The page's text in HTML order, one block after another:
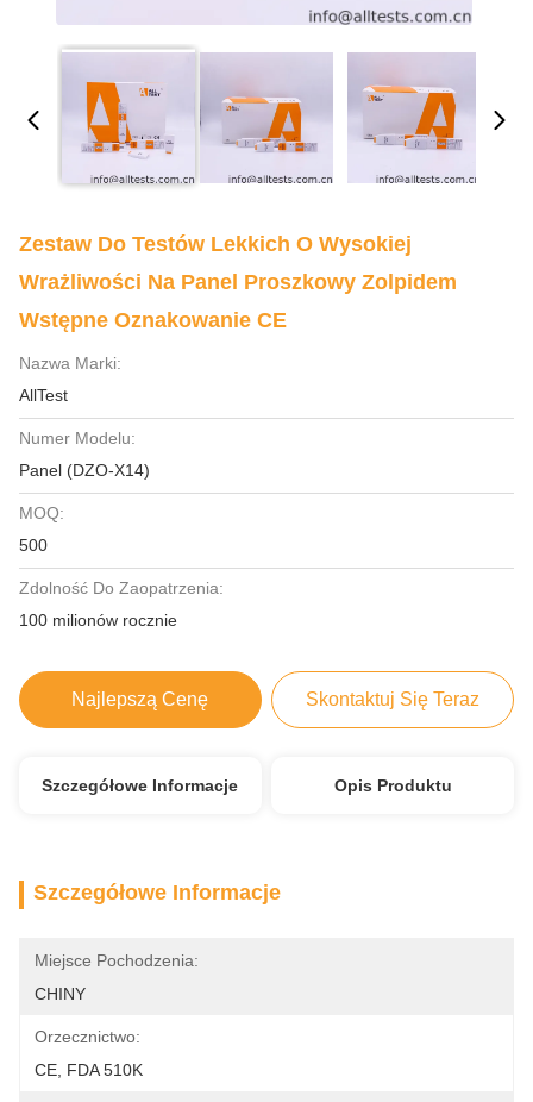
Zestaw Do Testów Lekkich O Wysokiej
Wrażliwości Na Panel Proszkowy Zolpidem
Wstępne Oznakowanie CE
Nazwa Marki:
AllTest
Numer Modelu:
Panel (DZO-X14)
MOQ:
500
Zdolność Do Zaopatrzenia:
100 milionów rocznie
Najlepszą Cenę Skontaktuj Się Teraz
Szczegółowe Informacje Opis Produktu
Szczegółowe Informacje
Miejsce Pochodzenia:
CHINY
Orzecznictwo:
CE, FDA 510K